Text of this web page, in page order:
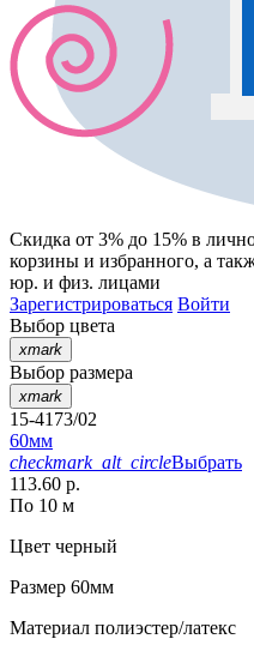
Скидка от 3% до 15% в
корзины и избранного, а
юр. и физ. лицами
Зарегистрироваться Войти
Выбор цвета
xmark
Выбор размера
xmark
15-4173/02
60мм
checkmark_alt_circleВыбрать
113.60 р.
По 10 м
Цвет черный
Размер 60мм
Материал полиэстер/латекс